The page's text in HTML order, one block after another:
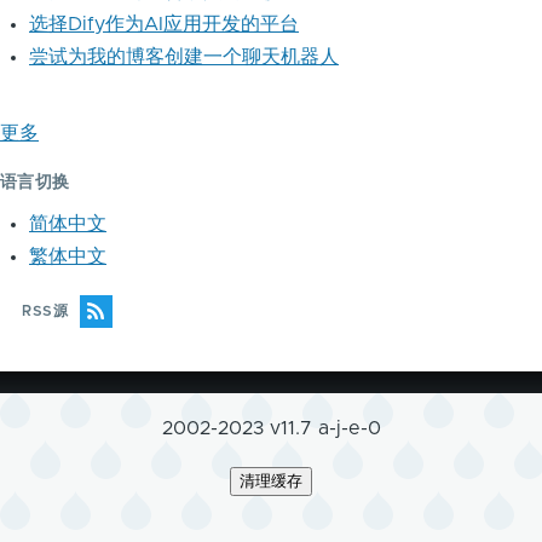
选择Dify作为AI应用开发的平台
尝试为我的博客创建一个聊天机器人
更多
语言切换
简体中文
繁体中文
RSS源
2002-2023 v11.7 a-j-e-0